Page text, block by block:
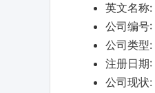
英文名称:
公司编号:
公司类型:
注册日期:
公司现状: